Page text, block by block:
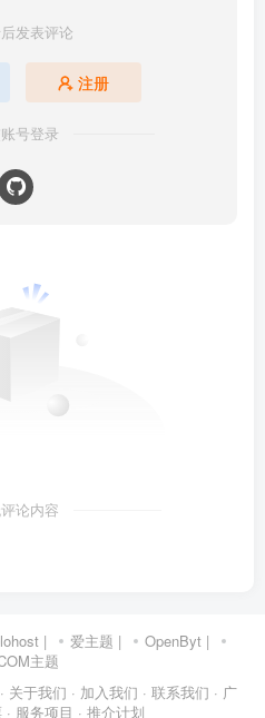
发表评论
注册
号登录
论内容
| 爱主题 | OpenByt |
主题
· 关于我们 · 加入我们 · 联系我们 · 广
· 服务项目 · 推介计划